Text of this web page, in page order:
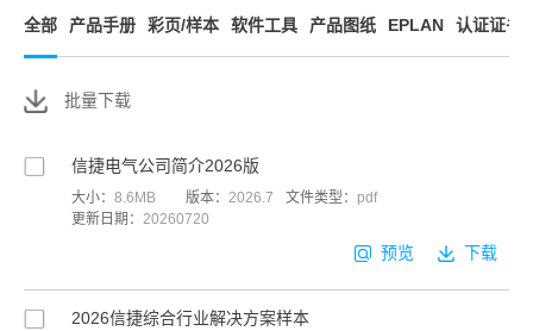
全部 产品手册 彩页/样本 软件工具 产品图纸 EPLAN 认证证书
批量下载
预览 下载
信捷电气公司简介2026版
大小： 8.6MB 版本： 2026.7 文件类型： pdf
更新日期： 20260720
2026信捷综合行业解决方案样本